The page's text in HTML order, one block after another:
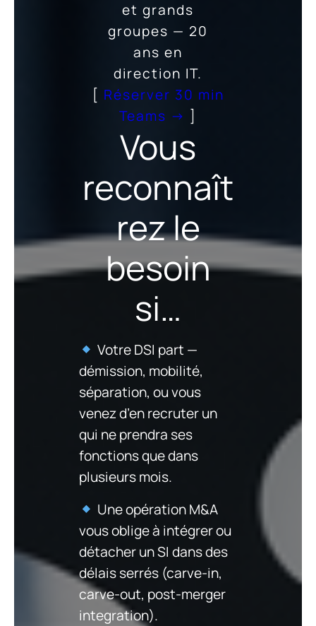
et grands
groupes — 20
ans en
direction IT.
[ Réserver 30 min
Teams → ]
Vous
reconnaît
rez le
besoin
si…
Votre DSI part —
démission, mobilité,
séparation, ou vous
venez d’en recruter un
qui ne prendra ses
fonctions que dans
plusieurs mois.
Une opération M&A
vous oblige à intégrer ou
détacher un SI dans des
délais serrés (carve-in,
carve-out, post-merger
integration).